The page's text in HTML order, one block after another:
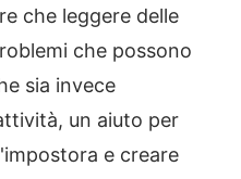
che leggere delle
che possono
sia invece
un aiuto per
e creare